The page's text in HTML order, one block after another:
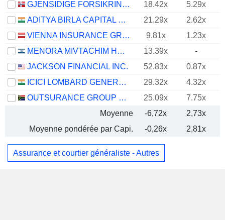
GJENSIDIGE FORSIKRING ASA
18.42x
5.29x
ADITYA BIRLA CAPITAL LIMITED
21.29x
2.62x
VIENNA INSURANCE GROUP AG
9.81x
1.23x
MENORA MIVTACHIM HOLDINGS LTD.
13.39x
-
JACKSON FINANCIAL INC.
52.83x
0.87x
ICICI LOMBARD GENERAL INSURANCE COMPANY LIMITED
29.32x 4.32x
OUTSURANCE GROUP LIMITED
25.09x
7.75x
Moyenne
-6,72x
2,73x
Moyenne pondérée par Capi.
-0,26x 2,81x
Assurance et courtier généraliste - Autres